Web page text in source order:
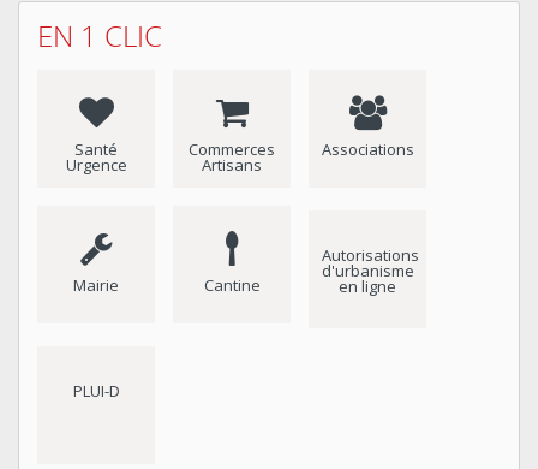
EN 1 CLIC
Santé
Urgence
Commerces
Artisans
Associations
Mairie Cantine
Autorisations
d'urbanisme
en ligne
PLUI-D